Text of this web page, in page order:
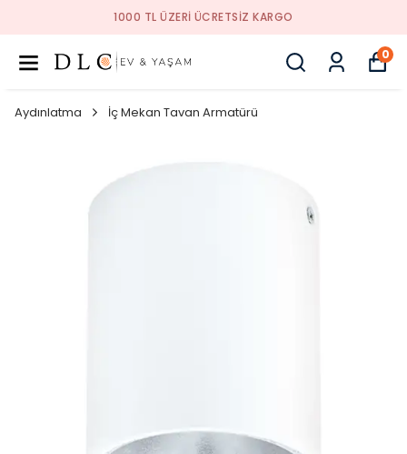
1000 TL ÜZERI ÜCRETSIZ KARGO
0
Aydınlatma İç Mekan Tavan Armatürü